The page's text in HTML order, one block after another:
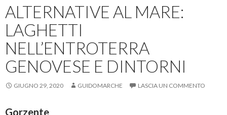
ALTERNATIVE AL MARE:
LAGHETTI
NELL’ENTROTERRA
GENOVESE E DINTORNI
GIUGNO 29, 2020 GUIDOMARCHE LASCIA UN COMMENTO
Gorzente